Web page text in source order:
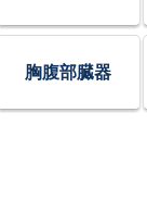
胸腹部臓器